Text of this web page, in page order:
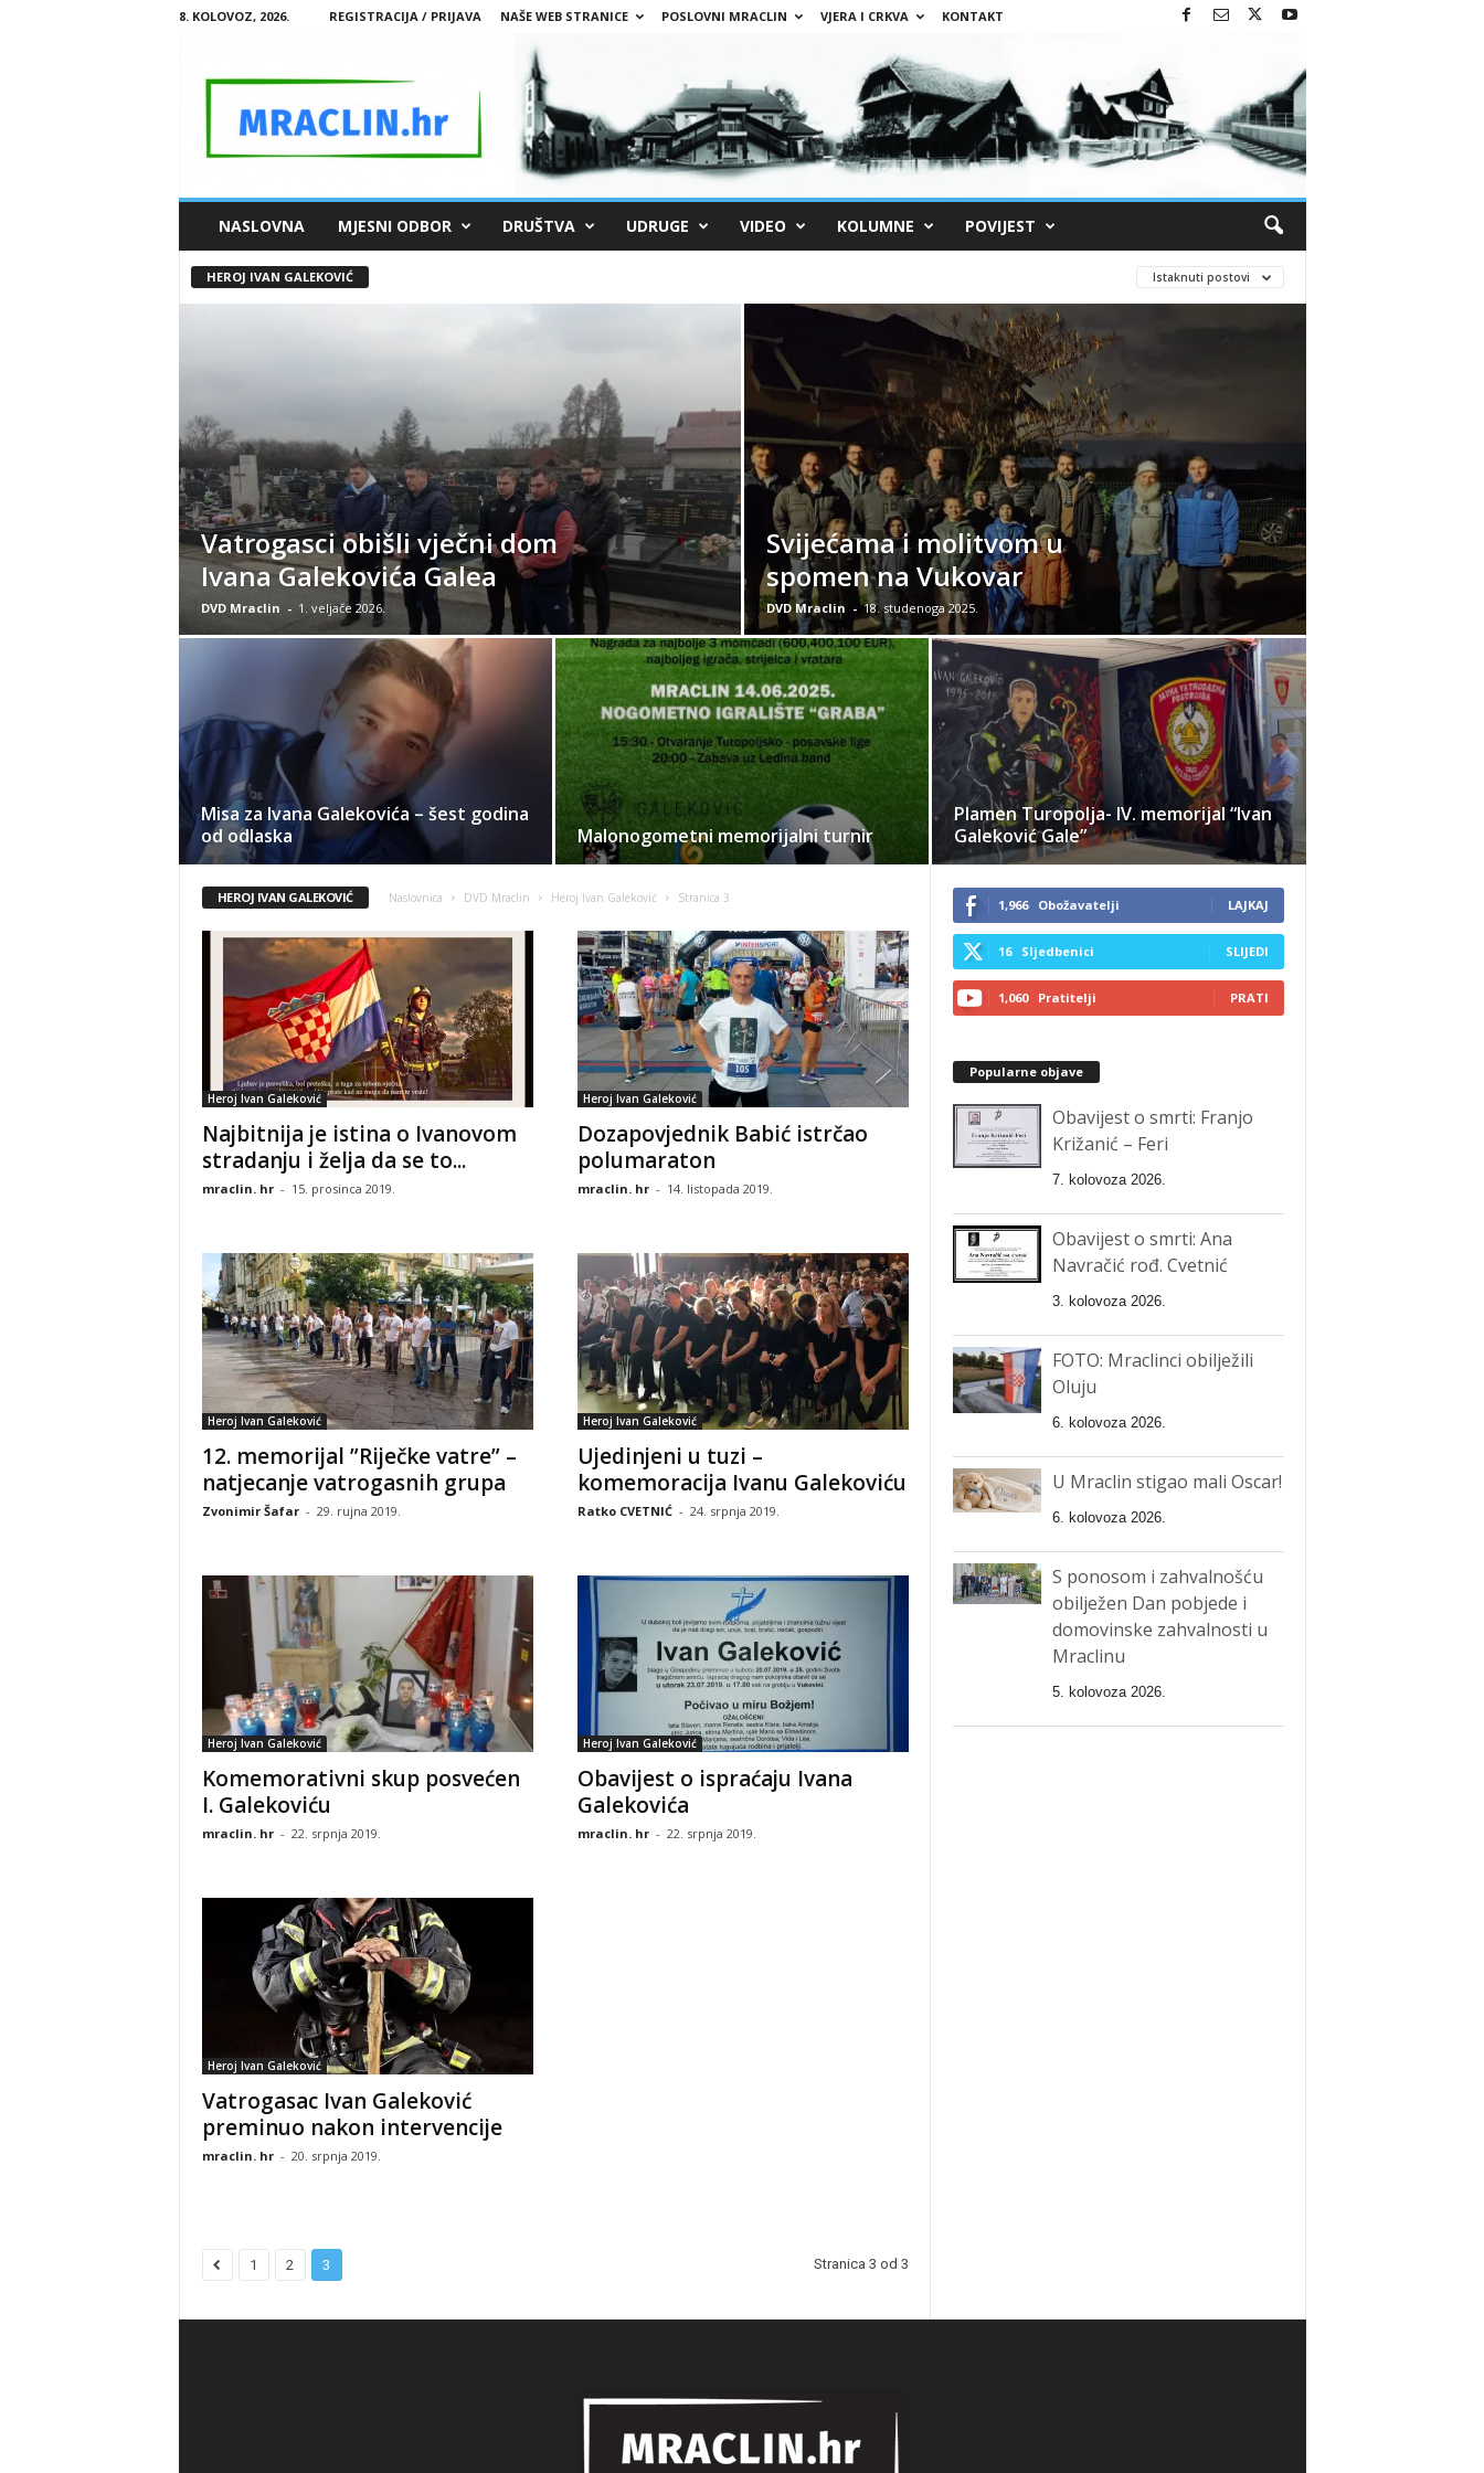
8. KOLOVOZ, 2026. REGISTRACIJA / PRIJAVA NAŠE WEB STRANICE POSLOVNI MRACLIN VJERA I CRKVA KONTAKT
M
A
L
NASLOVNA MJESNI ODBOR DRUŠTVA UDRUGE VIDEO KOLUMNE POVIJEST
HEROJ IVAN GALEKOVIĆ Istaknuti postovi
Vatrogasci obišli vječni dom
Ivana Galekovića Galea
DVD Mraclin - 1. veljače 2026.
Svijećama i molitvom u
spomen na Vukovar
DVD Mraclin - 18. studenoga 2025.
Misa za Ivana Galekovića – šest godina
od odlaska
Malonogometni memorijalni turnir
Plamen Turopolja- IV. memorijal “Ivan
Galeković Gale”
HEROJ IVAN GALEKOVIĆ Naslovnica DVD Mraclin Heroj Ivan Galeković Stranica 3
Heroj Ivan Galeković
Najbitnija je istina o Ivanovom
stradanju i želja da se to...
mraclin. hr - 15. prosinca 2019.
Heroj Ivan Galeković
Dozapovjednik Babić istrčao
polumaraton
mraclin. hr - 14. listopada 2019.
Heroj Ivan Galeković
12. memorijal ”Riječke vatre” –
natjecanje vatrogasnih grupa
Zvonimir Šafar - 29. rujna 2019.
Heroj Ivan Galeković
Ujedinjeni u tuzi –
komemoracija Ivanu Galekoviću
Ratko CVETNIĆ - 24. srpnja 2019.
Heroj Ivan Galeković
Komemorativni skup posvećen
I. Galekoviću
mraclin. hr - 22. srpnja 2019.
Heroj Ivan Galeković
Obavijest o ispraćaju Ivana
Galekovića
mraclin. hr - 22. srpnja 2019.
Heroj Ivan Galeković
Vatrogasac Ivan Galeković
preminuo nakon intervencije
mraclin. hr - 20. srpnja 2019.
1 2 3 Stranica 3 od 3
1,966 Obožavatelji LAJKAJ
16 Sljedbenici SLIJEDI
1,060 Pratitelji PRATI
Popularne objave
Obavijest o smrti: Franjo
Križanić – Feri
7. kolovoza 2026.
Obavijest o smrti: Ana
Navračić rođ. Cvetnić
3. kolovoza 2026.
FOTO: Mraclinci obilježili
Oluju
6. kolovoza 2026.
U Mraclin stigao mali Oscar!
6. kolovoza 2026.
S ponosom i zahvalnošću
obilježen Dan pobjede i
domovinske zahvalnosti u
Mraclinu
5. kolovoza 2026.